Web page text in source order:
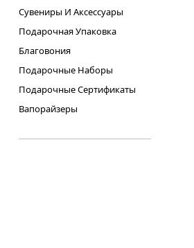
Сувениры И Аксессуары
Подарочная Упаковка
Благовония
Подарочные Наборы
Подарочные Сертификаты
Вапорайзеры